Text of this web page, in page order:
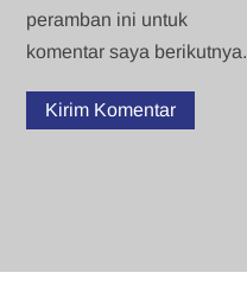
peramban ini untuk
komentar saya berikutnya.